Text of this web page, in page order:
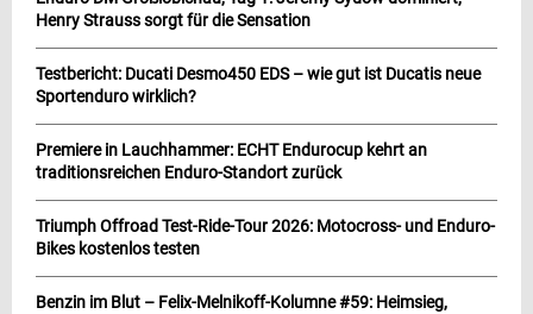
Henry Strauss sorgt für die Sensation
Testbericht: Ducati Desmo450 EDS – wie gut ist Ducatis neue
Sportenduro wirklich?
Premiere in Lauchhammer: ECHT Endurocup kehrt an
traditionsreichen Enduro-Standort zurück
Triumph Offroad Test-Ride-Tour 2026: Motocross- und Enduro-
Bikes kostenlos testen
Benzin im Blut – Felix-Melnikoff-Kolumne #59: Heimsieg,